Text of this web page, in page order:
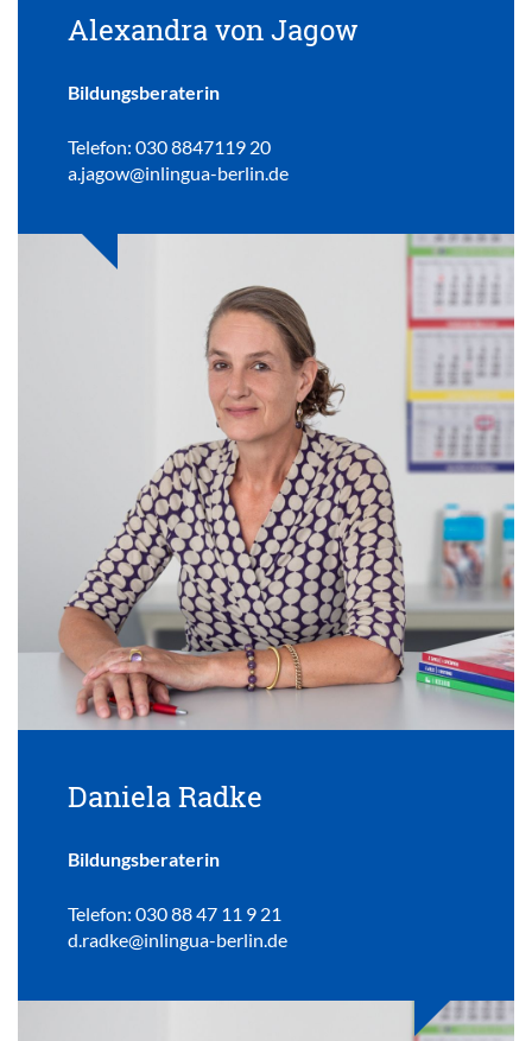
Alexandra von Jagow
Bildungsberaterin
Telefon: 030 8847119 20
a.jagow@inlingua-berlin.de
Daniela Radke
Bildungsberaterin
Telefon: 030 88 47 11 9 21
d.radke@inlingua-berlin.de